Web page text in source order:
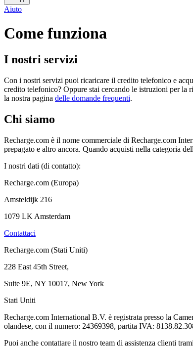
Aiuto
Come funziona
I nostri servizi
Con i nostri servizi puoi ricaricare il credito telefonico e
credito telefonico? Oppure stai cercando le istruzioni per
la nostra pagina delle domande frequenti.
Chi siamo
Recharge.com è il nome commerciale di Recharge.com
prepagato e altro ancora. Quando acquisti nella categoria
I nostri dati (di contatto):
Recharge.com (Europa)
Amsteldijk 216
1079 LK Amsterdam
Contattaci
Recharge.com (Stati Uniti)
228 East 45th Street,
Suite 9E, NY 10017, New York
Stati Uniti
Recharge.com International B.V. è registrata presso la
olandese, con il numero: 24369398, partita IVA:
Puoi anche contattare il nostro team di assistenza clienti